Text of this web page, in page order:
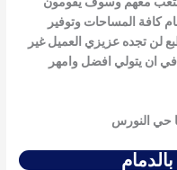
كافة المساحات وتوفير
لن تجده عزيزي العميل غير
ان يتولي افضل وامهر
حي النورس